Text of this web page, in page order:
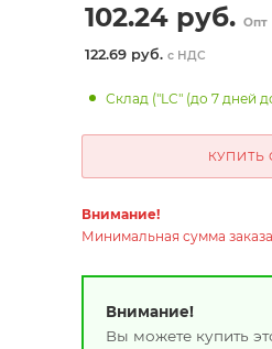
102.24руб. Опт
122.69 руб. с НДС
Склад ("LC" (до 7 дней
КУПИТЬ
Внимание!
Минимальная сумма
Внимание!
Вы можете купить